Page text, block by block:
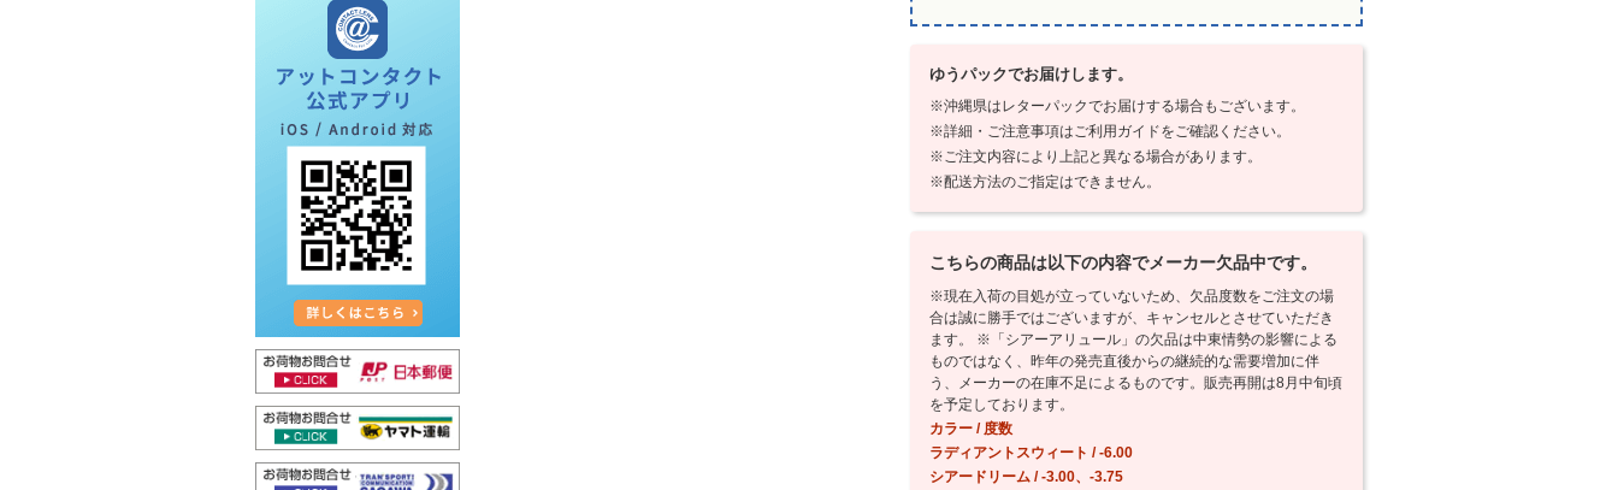
ゆうパックでお届けします。
沖縄県はレターパックでお届けする場合もございます。
詳細・ご注意事項はご利用ガイドをご確認ください。
ご注文内容により上記と異なる場合があります。
配送方法のご指定はできません。
こちらの商品は以下の内容でメーカー欠品中です。
※現在入荷の目処が立っていないため、欠品度数をご注文の場
合は誠に勝手ではございますが、キャンセルとさせていただき
ます。
※「シアーアリュール」の欠品は中東情勢の影響による
ものではなく、昨年の発売直後からの継続的な需要増加に伴
う、メーカーの在庫不足によるものです。販売再開は8月中旬頃
を予定しております。
カラー / 度数
ラディアントスウィート / -6.00
シアードリーム / -3.00、-3.75